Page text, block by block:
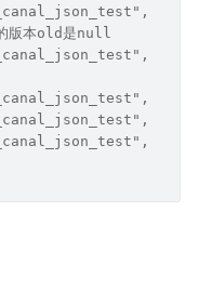
的版本old是null